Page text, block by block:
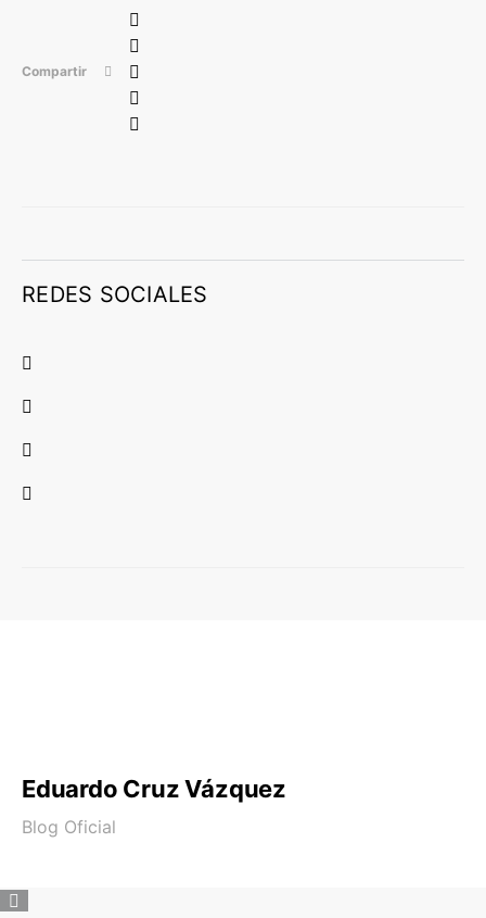
Compartir
REDES SOCIALES
Eduardo Cruz Vázquez
Blog Oficial